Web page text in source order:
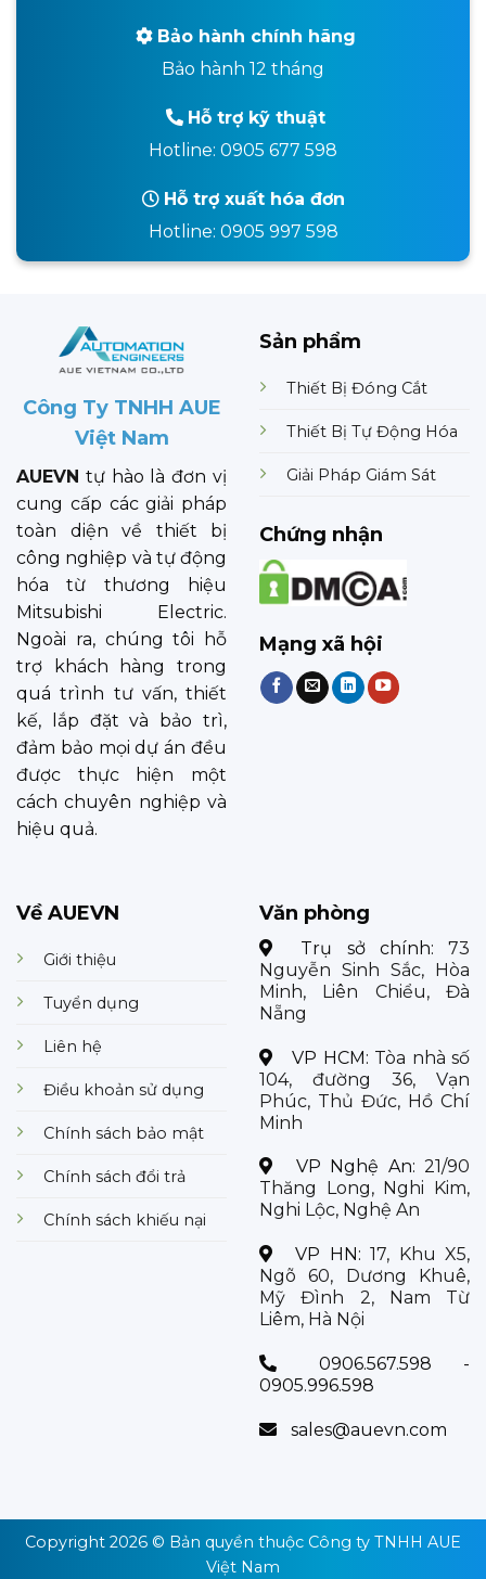
Bảo hành chính hãng
Bảo hành 12 tháng
Hỗ trợ kỹ thuật
Hotline: 0905 677 598
Hỗ trợ xuất hóa đơn
Hotline: 0905 997 598
Công Ty TNHH AUE
Việt Nam
AUEVN tự hào là đơn vị
cung cấp các giải pháp
toàn diện về thiết bị
công nghiệp và tự động
hóa từ thương hiệu
Mitsubishi Electric.
Ngoài ra, chúng tôi hỗ
trợ khách hàng trong
quá trình tư vấn, thiết
kế, lắp đặt và bảo trì,
đảm bảo mọi dự án đều
được thực hiện một
cách chuyên nghiệp và
hiệu quả.
Sản phẩm
Thiết Bị Đóng Cắt
Thiết Bị Tự Động Hóa
Giải Pháp Giám Sát
Chứng nhận
Mạng xã hội
Về AUEVN
Giới thiệu
Tuyển dụng
Liên hệ
Điều khoản sử dụng
Chính sách bảo mật
Chính sách đổi trả
Chính sách khiếu nại
Văn phòng
Trụ sở chính: 73
Nguyễn Sinh Sắc, Hòa
Minh, Liên Chiểu, Đà
Nẵng
VP HCM: Tòa nhà số
104, đường 36, Vạn
Phúc, Thủ Đức, Hồ Chí
Minh
VP Nghệ An: 21/90
Thăng Long, Nghi Kim,
Nghi Lộc, Nghệ An
VP HN:17, Khu X5,
Ngõ 60, Dương Khuê,
Mỹ Đình 2, Nam Từ
Liêm, Hà Nội
0906.567.598 -
0905.996.598
sales@auevn.com
Copyright 2026 © Bản quyền thuộc Công ty TNHH AUE
Việt Nam